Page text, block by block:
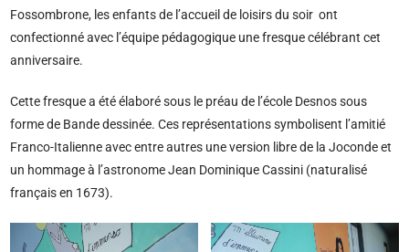
Fossombrone, les enfants de l’accueil de loisirs du soir ont
confectionné avec l’équipe pédagogique une fresque célébrant cet
anniversaire.
Cette fresque a été élaboré sous le préau de l’école Desnos sous
forme de Bande dessinée. Ces représentations symbolisent l’amitié
Franco-Italienne avec entre autres une version libre de la Joconde et
un hommage à l’astronome Jean Dominique Cassini (naturalisé
français en 1673).